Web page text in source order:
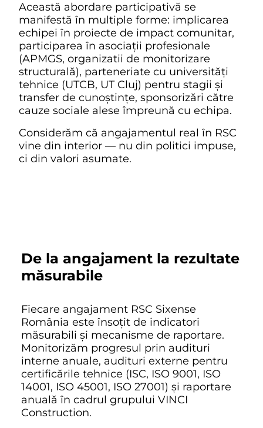
Această abordare participativă se
manifestă în multiple forme: implicarea
echipei în proiecte de impact comunitar,
participarea în asociații profesionale
(APMGS, organizatii de monitorizare
structurală), parteneriate cu universități
tehnice (UTCB, UT Cluj) pentru stagii și
transfer de cunoștințe, sponsorizări către
cauze sociale alese împreună cu echipa.
Considerăm că angajamentul real în RSC
vine din interior — nu din politici impuse,
ci din valori asumate.
De la angajament la rezultate
măsurabile
Fiecare angajament RSC Sixense
România este însoțit de indicatori
măsurabili și mecanisme de raportare.
Monitorizăm progresul prin audituri
interne anuale, audituri externe pentru
certificările tehnice (ISC, ISO 9001, ISO
14001, ISO 45001, ISO 27001) și raportare
anuală în cadrul grupului VINCI
Construction.